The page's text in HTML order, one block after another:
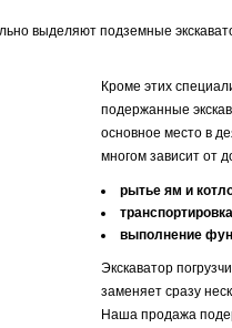
выделяют подземные
Кроме этих
подержанные
основное место в
многом зависит от
рытье ям и
выполнение
Экскаватор
заменяет сразу
Наша продажа